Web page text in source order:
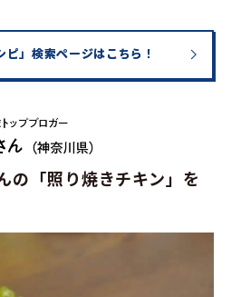
ピ」検索ページはこちら！
の「照り焼きチキン」を